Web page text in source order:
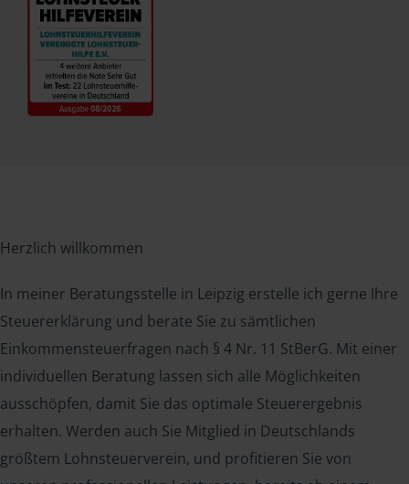
Herzlich willkommen
In meiner Beratungsstelle in Leipzig erstelle ich gerne Ihre
Steuererklärung und berate Sie zu sämtlichen
Einkommensteuerfragen nach § 4 Nr. 11 StBerG. Mit einer
individuellen Beratung lassen sich alle Möglichkeiten
ausschöpfen, damit Sie das optimale Steuerergebnis
erhalten. Werden auch Sie Mitglied in Deutschlands
größtem Lohnsteuerverein, und profitieren Sie von